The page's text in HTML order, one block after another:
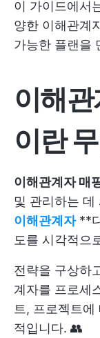
이 가이드에서
양한 이해관계
가능한 플랜을
이해
이란
이해관계자 매
및 관리하는
이해관계자**
도를 시각적으
전략을 구상하
계자를 프로세
트, 프로젝트
적입니다. 👥